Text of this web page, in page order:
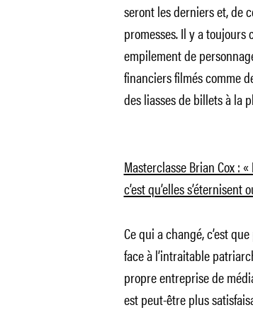
seront les derniers et, de
promesses. Il y a
empilement de
financiers filmés comme
des liasses de billets à la
Masterclasse Brian Cox :
c’est qu’elles
Ce qui a changé, c’est
face à l’intraitable
propre entreprise de
est peut-être plus